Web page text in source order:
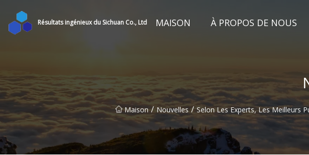
Résultats ingénieux du Sichuan Co., Ltd MAISON À PROPOS DE NOUS
Maison / Nouvelles / Selon Les Experts, Les Meilleurs